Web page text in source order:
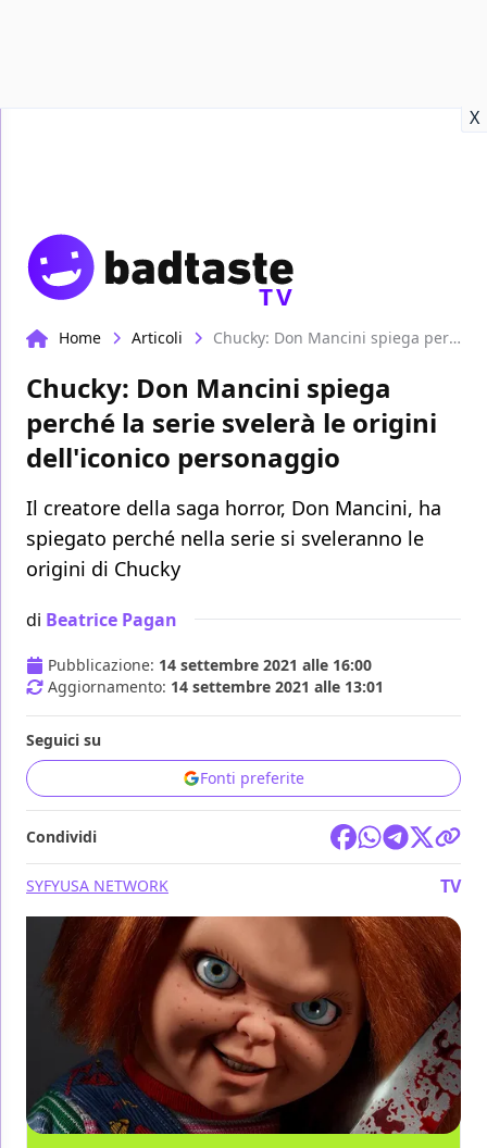
X
TV
Home Articoli Chucky: Don Mancini spiega perché la serie svelerà le origini dell'iconico personaggio
Chucky: Don Mancini spiega
perché la serie svelerà le origini
dell'iconico personaggio
Il creatore della saga horror, Don Mancini, ha
spiegato perché nella serie si sveleranno le
origini di Chucky
di Beatrice Pagan
Pubblicazione: 14 settembre 2021 alle 16:00
Aggiornamento: 14 settembre 2021 alle 13:01
Seguici su
Fonti preferite
Condividi
SYFYUSA NETWORK TV